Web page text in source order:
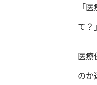
「
て？」
医療
のか